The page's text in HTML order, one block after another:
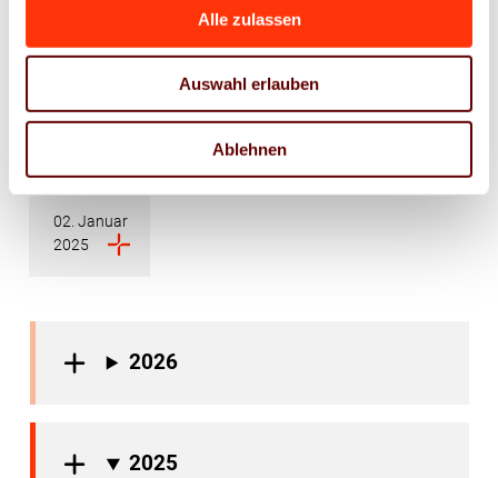
Alle zulassen
Auswahl erlauben
Ablehnen
Politik
Druckindustrie
Austausch
02. Januar
2025
2026
2025